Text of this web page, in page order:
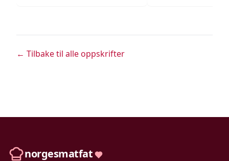
← Tilbake til alle oppskrifter
norgesmatfat